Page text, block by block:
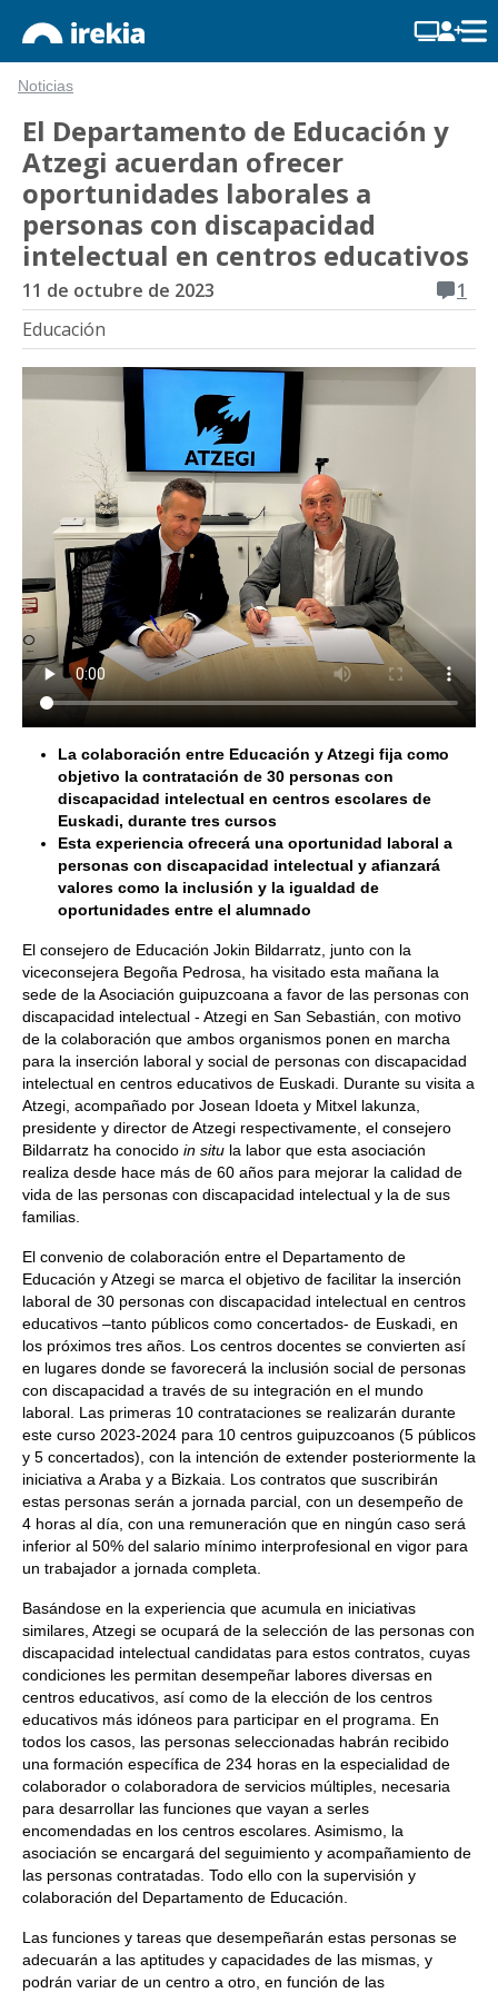
Noticias
El Departamento de Educación y
Atzegi acuerdan ofrecer
oportunidades laborales a
personas con discapacidad
intelectual en centros educativos
11 de octubre de 2023
1
Educación
La colaboración entre Educación y Atzegi fija como
objetivo la contratación de 30 personas con
discapacidad intelectual en centros escolares de
Euskadi, durante tres cursos
Esta experiencia ofrecerá una oportunidad laboral a
personas con discapacidad intelectual y afianzará
valores como la inclusión y la igualdad de
oportunidades entre el alumnado
El consejero de Educación Jokin Bildarratz, junto con la
viceconsejera Begoña Pedrosa, ha visitado esta mañana la
sede de la Asociación guipuzcoana a favor de las personas con
discapacidad intelectual - Atzegi en San Sebastián, con motivo
de la colaboración que ambos organismos ponen en marcha
para la inserción laboral y social de personas con discapacidad
intelectual en centros educativos de Euskadi. Durante su visita a
Atzegi, acompañado por Josean Idoeta y Mitxel lakunza,
presidente y director de Atzegi respectivamente, el consejero
Bildarratz ha conocido in situ la labor que esta asociación
realiza desde hace más de 60 años para mejorar la calidad de
vida de las personas con discapacidad intelectual y la de sus
familias.
El convenio de colaboración entre el Departamento de
Educación y Atzegi se marca el objetivo de facilitar la inserción
laboral de 30 personas con discapacidad intelectual en centros
educativos –tanto públicos como concertados- de Euskadi, en
los próximos tres años. Los centros docentes se convierten así
en lugares donde se favorecerá la inclusión social de personas
con discapacidad a través de su integración en el mundo
laboral. Las primeras 10 contrataciones se realizarán durante
este curso 2023-2024 para 10 centros guipuzcoanos (5 públicos
y 5 concertados), con la intención de extender posteriormente la
iniciativa a Araba y a Bizkaia. Los contratos que suscribirán
estas personas serán a jornada parcial, con un desempeño de
4 horas al día, con una remuneración que en ningún caso será
inferior al 50% del salario mínimo interprofesional en vigor para
un trabajador a jornada completa.
Basándose en la experiencia que acumula en iniciativas
similares, Atzegi se ocupará de la selección de las personas con
discapacidad intelectual candidatas para estos contratos, cuyas
condiciones les permitan desempeñar labores diversas en
centros educativos, así como de la elección de los centros
educativos más idóneos para participar en el programa. En
todos los casos, las personas seleccionadas habrán recibido
una formación específica de 234 horas en la especialidad de
colaborador o colaboradora de servicios múltiples, necesaria
para desarrollar las funciones que vayan a serles
encomendadas en los centros escolares. Asimismo, la
asociación se encargará del seguimiento y acompañamiento de
las personas contratadas. Todo ello con la supervisión y
colaboración del Departamento de Educación.
Las funciones y tareas que desempeñarán estas personas se
adecuarán a las aptitudes y capacidades de las mismas, y
podrán variar de un centro a otro, en función de las